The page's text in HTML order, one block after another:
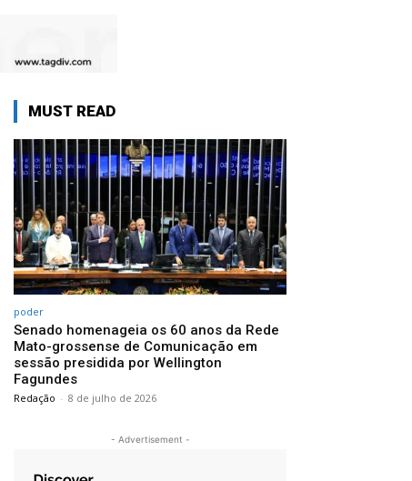
MUST READ
poder
Senado homenageia os 60 anos da Rede
Mato-grossense de Comunicação em
sessão presidida por Wellington
Fagundes
Redação - 8 de julho de 2026
- Advertisement -